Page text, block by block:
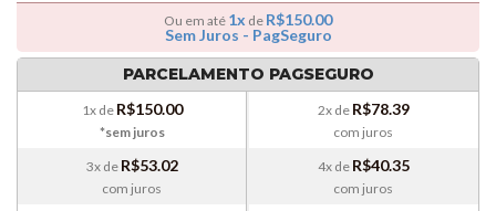
Ou em até 1x de R$150.00
Sem Juros - PagSeguro
PARCELAMENTO PAGSEGURO
1x de R$150.00
*sem juros
3x de R$53.02
com juros
2x de R$78.39
com juros
4x de R$40.35
com juros